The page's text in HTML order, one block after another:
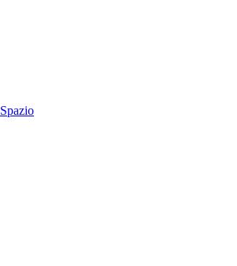
Spazio